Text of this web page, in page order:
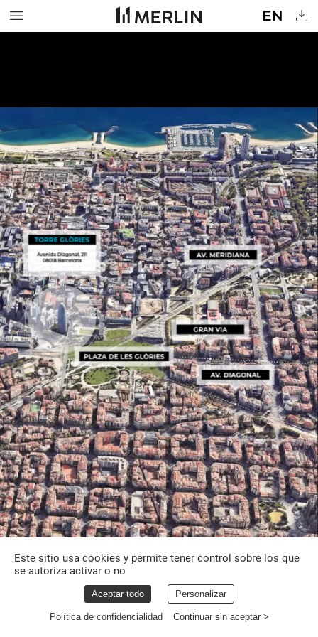
Este sitio usa cookies y permite tener control sobre los que
se autoriza activar o no
Aceptar todo Personalizar
Política de confidencialidad Continuar sin aceptar >